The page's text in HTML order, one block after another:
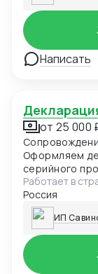
Написать
от 25 000
Оформляем
серийного
производства.
Работает в
Россия
ИП